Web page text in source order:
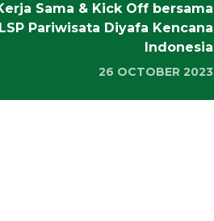
Sama & Kick Off bersama
LSP Pariwisata Diyafa Kencana
Indonesia
26 OCTOBER 2023